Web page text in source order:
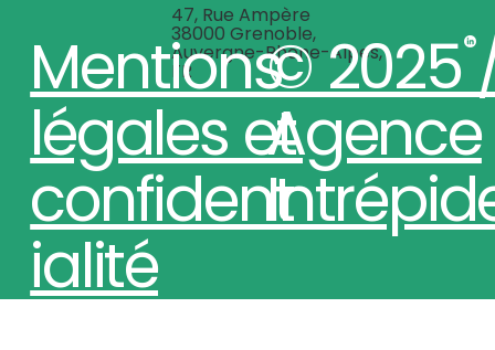
47, Rue Ampère
38000 Grenoble,
Auvergne-Rhône-Alpes,
FR
Mentions
légales et
confident
ialité
© 2025
Agence